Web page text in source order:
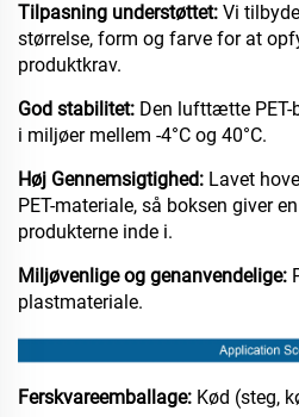
Tilpasning understøttet: Vi
størrelse, form og farve for at
produktkrav.​
God stabilitet: Den lufttætte PET-
i miljøer mellem -4°C og 40°C.​
Høj Gennemsigtighed: Lavet
PET-materiale, så boksen giver
produkterne inde i.​
Miljøvenlige og genanvendelige:
plastmateriale.​
Ferskvareemballage: Kød (steg,